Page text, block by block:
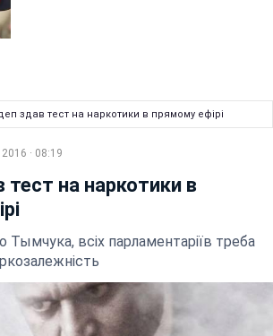
здав тест на наркотики в прямому ефірі
· 08:19
на наркотики в
всіх парламентаріїв треба